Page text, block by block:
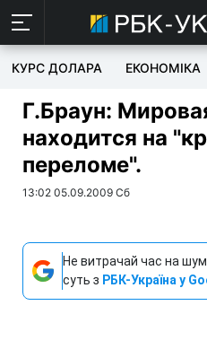
КУРС ДОЛАРА ЕКОНОМІКА
Г.Браун:
находится на
переломе".
13:02 05.09.2009 Сб
Не витрачай час на
суть з РБК-Україна у